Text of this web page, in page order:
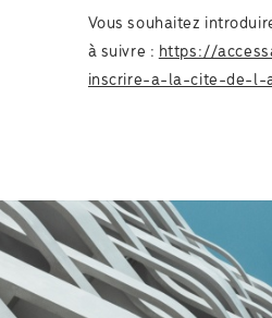
Vous souhaitez
à suivre : https://
inscrire-a-la-cite-de-l-